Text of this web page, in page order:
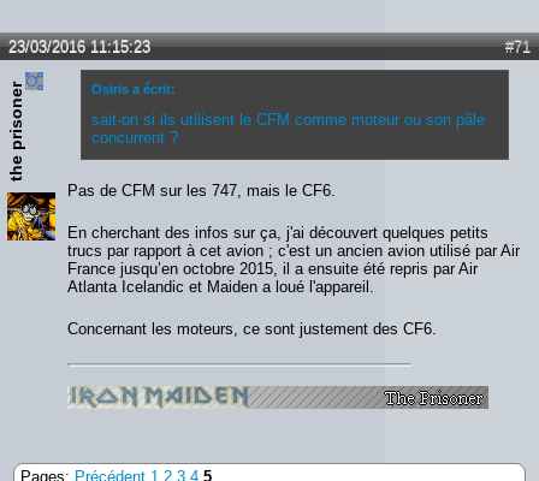
#71
23/03/2016 11:15:23
the prisoner Osiris a écrit:
sait-on si ils utilisent le CFM comme moteur ou son pâle
concurrent ?
Pas de CFM sur les 747, mais le CF6.
En cherchant des infos sur ça, j'ai découvert quelques petits
trucs par rapport à cet avion ; c'est un ancien avion utilisé par Air
France jusqu’en octobre 2015, il a ensuite été repris par Air
Atlanta Icelandic et Maiden a loué l'appareil.
Concernant les moteurs, ce sont justement des CF6.
Pages: Précédent 1 2 3 4 5